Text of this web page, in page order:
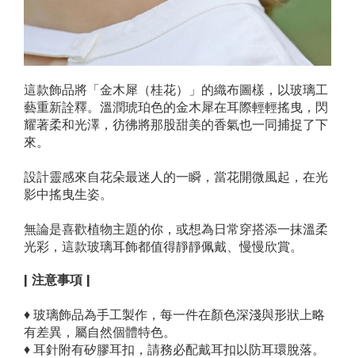
這款飾品將「金木犀（桂花）」的織布圖樣，以玻璃工
藝重新詮釋。溫潤琥珀色的金木犀在耳際輕輕搖曳，閃
耀著柔和光澤，彷彿將那股甜美的香氣也一同捕捉了下
來。
設計靈感來自花朵最迷人的一瞬，當花開微風起，在光
影中搖曳生姿。
無論是喜歡植物主題的你，或想為日常穿搭添一抹溫柔
光彩，這款玻璃耳飾都值得靜靜佩戴、慢慢欣賞。
| 注意事項 |
♦ 玻璃飾品為手工製作，每一件在顏色深淺與形狀上略
有差異，屬自然個體特色。
♦ 耳針附有矽膠耳扣，請務必配戴耳扣以防耳環脫落。